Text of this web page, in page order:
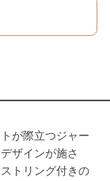
が際立つジャー
ザインが施さ
トリング付きの